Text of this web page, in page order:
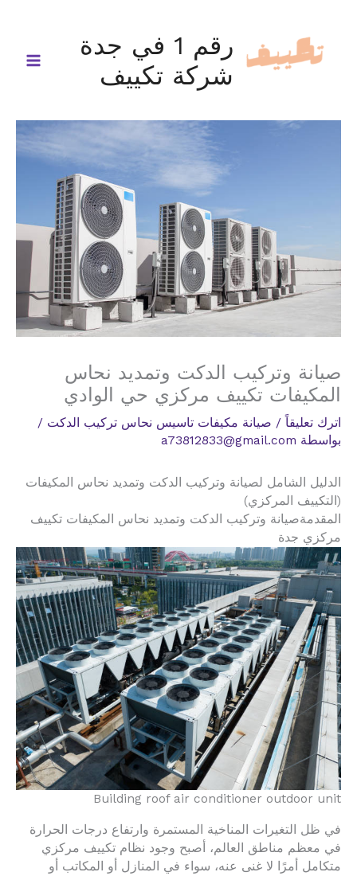
المحتوى
رقم 1 في جدة
شركة تكييف
صيانة وتركيب الدكت وتمديد نحاس
المكيفات تكييف مركزي حي الوادي
اترك تعليقاً / صيانة مكيفات تاسيس نحاس تركيب الدكت /
بواسطة a73812833@gmail.com
الدليل الشامل لصيانة وتركيب الدكت وتمديد نحاس المكيفات
(التكييف المركزي)
المقدمةصيانة وتركيب الدكت وتمديد نحاس المكيفات تكييف
مركزي جدة
Building roof air conditioner outdoor unit
في ظل التغيرات المناخية المستمرة وارتفاع درجات الحرارة
في معظم مناطق العالم، أصبح وجود نظام تكييف مركزي
متكامل أمرًا لا غنى عنه، سواء في المنازل أو المكاتب أو